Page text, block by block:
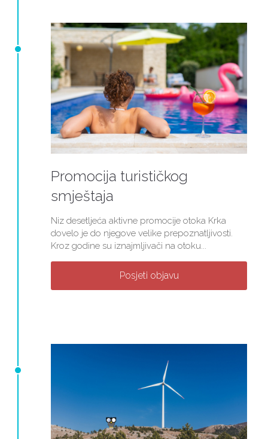
Promocija turističkog
smještaja
Niz desetljeća aktivne promocije otoka Krka
dovelo je do njegove velike prepoznatljivosti.
Kroz godine su iznajmljivači na otoku...
Posjeti objavu